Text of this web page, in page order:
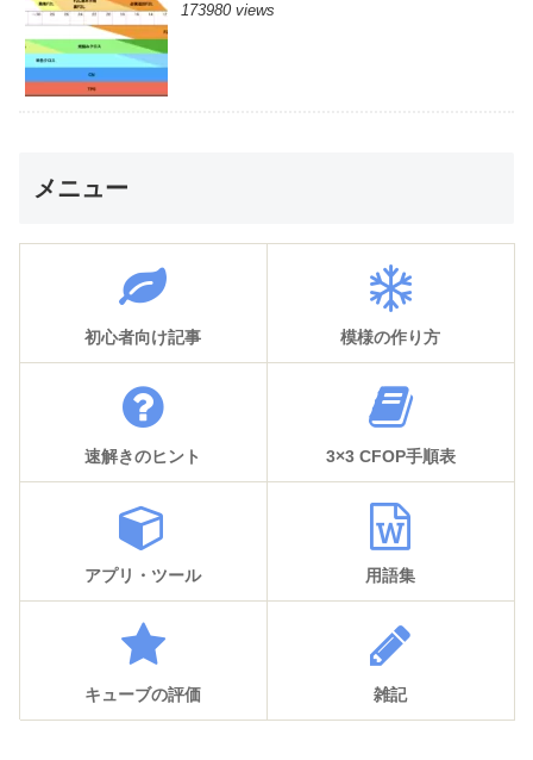
173980 views
メニュー
初心者向け記事 模様の作り方
速解きのヒント 3×3 CFOP手順表
アプリ・ツール 用語集
キューブの評価 雑記